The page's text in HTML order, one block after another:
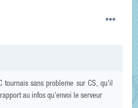
tournais sans probleme sur CS, qu'il
au infos qu'envoi le serveur